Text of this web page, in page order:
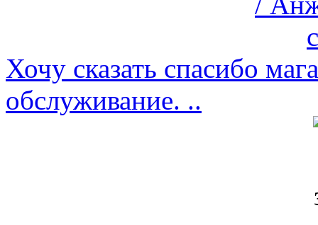
Хочу сказать спасибо
обслуживание. ..